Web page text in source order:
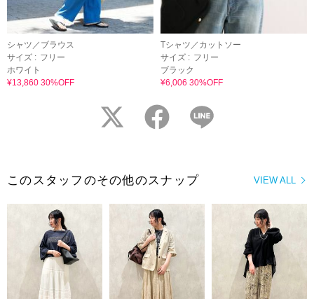
シャツ／ブラウス
サイズ : フリー
ホワイト
¥13,860 30%OFF
Tシャツ／カットソー
サイズ : フリー
ブラック
¥6,006 30%OFF
twitter facebook
VIEW ALL
このスタッフのその他のスナップ